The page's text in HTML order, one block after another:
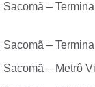
Sacomã –
Sacomã –
Sacomã – Metrô